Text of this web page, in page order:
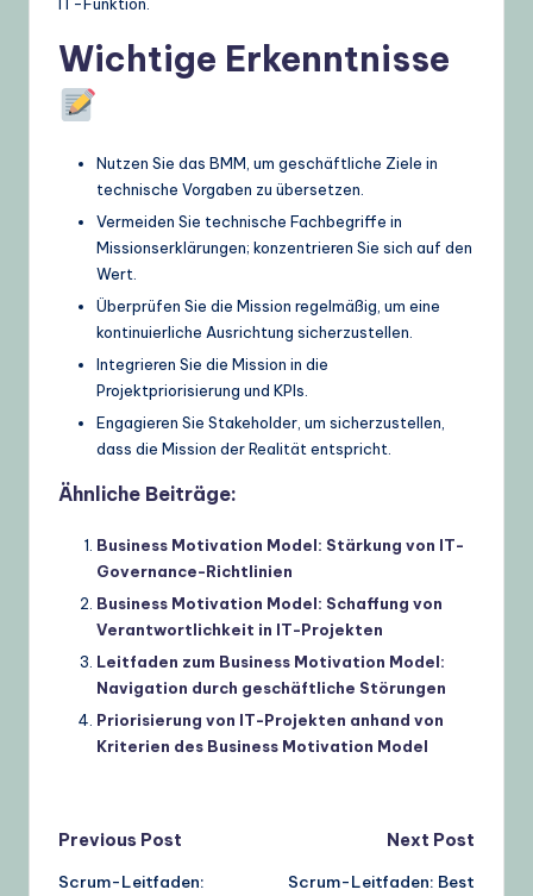
Wichtige Erkenntnisse
Nutzen Sie das BMM, um geschäftliche Ziele in
technische Vorgaben zu übersetzen.
Vermeiden Sie technische Fachbegriffe in
Missionserklärungen; konzentrieren Sie sich auf den
Wert.
Überprüfen Sie die Mission regelmäßig, um eine
kontinuierliche Ausrichtung sicherzustellen.
Integrieren Sie die Mission in die
Projektpriorisierung und KPIs.
Engagieren Sie Stakeholder, um sicherzustellen,
dass die Mission der Realität entspricht.
Ähnliche Beiträge:
Business Motivation Model: Stärkung von IT-
Governance-Richtlinien
Business Motivation Model: Schaffung von
Verantwortlichkeit in IT-Projekten
Leitfaden zum Business Motivation Model:
Navigation durch geschäftliche Störungen
Priorisierung von IT-Projekten anhand von
Kriterien des Business Motivation Model
Post
Previous Post
Scrum-Leitfaden:
Next Post
Scrum-Leitfaden: Best